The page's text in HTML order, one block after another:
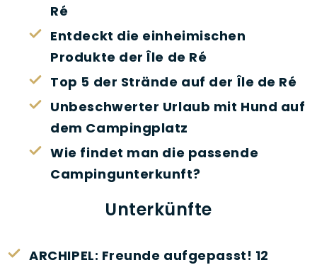
Ré
Entdeckt die einheimischen
Produkte der Île de Ré
Top 5 der Strände auf der Île de Ré
Unbeschwerter Urlaub mit Hund auf
dem Campingplatz
Wie findet man die passende
Campingunterkunft?
Unterkünfte
ARCHIPEL: Freunde aufgepasst! 12